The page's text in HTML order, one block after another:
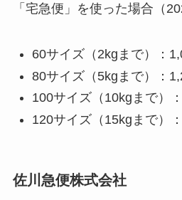
「宅急便」を使った場合（
60サイズ（2kgまで）：
80サイズ（5kgまで）：
100サイズ（10kgまで）
120サイズ（15kgまで）
佐川急便株式会社